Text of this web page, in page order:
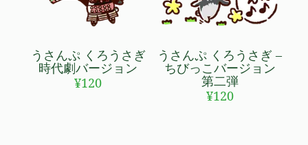
うさんぷ くろうさぎ
時代劇バージョン
¥120
うさんぷ くろうさぎ –
ちびっこバージョン
第二弾
¥120